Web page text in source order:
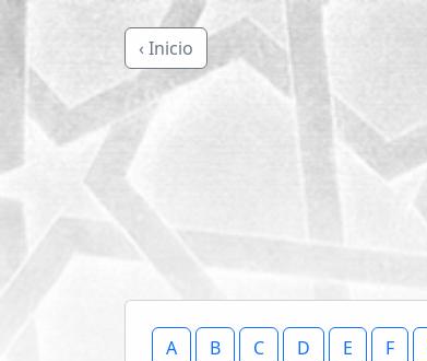
‹ Inicio
A B C D E F